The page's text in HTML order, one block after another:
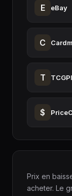
E eBay
C
T
$
Prix en
acheter. Le